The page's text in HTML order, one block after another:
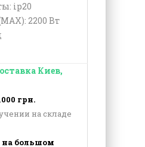
ip20
2200 Вт
Киев,
грн.
на складе
большом